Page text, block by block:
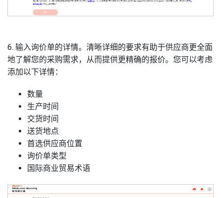
6. 输入询价单的详情。清晰详细的要求有助于供应商更全面
地了解您的采购需求，从而提供更精确的报价。您可以考虑
添加以下详情：
数量
生产时间
交货时间
送货地点
首选供应商位置
询价单类型
国际商业贸易术语